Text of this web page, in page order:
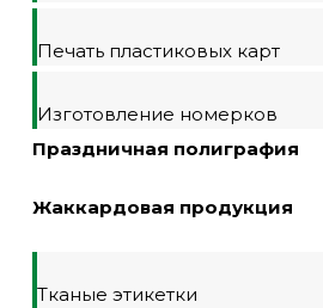
Печать пластиковых карт
Изготовление номерков
Праздничная полиграфия
Жаккардовая продукция
Тканые этикетки